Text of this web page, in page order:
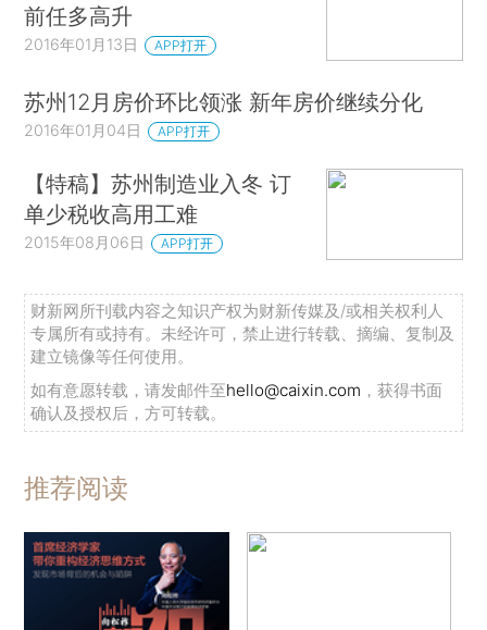
前任多高升
2016年01月13日 APP打开
苏州12月房价环比领涨 新年房价继续分化
2016年01月04日 APP打开
【特稿】苏州制造业入冬 订
单少税收高用工难
2015年08月06日 APP打开
财新网所刊载内容之知识产权为财新传媒及/或相关权利人
专属所有或持有。未经许可，禁止进行转载、摘编、复制及
建立镜像等任何使用。
如有意愿转载，请发邮件至hello@caixin.com ，获得书面
确认及授权后，方可转载。
推荐阅读